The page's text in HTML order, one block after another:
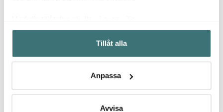
Samla in information om din geografiska plats som
kan ha en noggrannhet på upp till flera meter
Identifiera din enhet genom att aktivt skanna den för
Ta reda på mer om hur dina personliga uppgifter
Du kan ändra eller dra tillbaka ditt samtycke när som
Tillåt alla
Anpassa
Avvisa
Låt dig inspireras av våra kunder